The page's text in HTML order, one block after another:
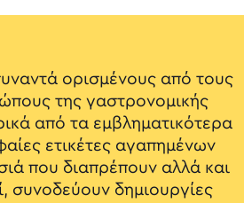
ορισμένους από τους
της γαστρονομικής
από τα εμβληματικότερα
ετικέτες αγαπημένων
που διαπρέπουν αλλά και
συνοδεύουν δημιουργίες